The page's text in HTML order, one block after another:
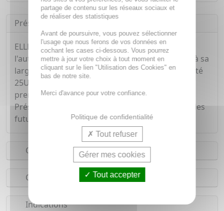
Présentation
ELLE TEST est un test de grossesse destiné à
l'autodiagnostic. Très simple d'utilisation grâce à sa
large bande, il est rapide et ultra fiable (sensibilité
25UI/L). Ce test est également efficace dés le
premier jour de retard des règles.
Présenté en étui, ELLE TEST est le meilleur allié des
futures mamans.
Conseils d'utilisation
Composition
Indications
partage de contenu sur les réseaux sociaux et
de réaliser des statistiques
Avant de poursuivre, vous pouvez sélectionner
l'usage que nous ferons de vos données en
cochant les cases ci-dessous. Vous pourrez
mettre à jour votre choix à tout moment en
cliquant sur le lien "Utilisation des Cookies" en
bas de notre site.
Merci d'avance pour votre confiance.
Politique de confidentialité
Tout refuser
Gérer mes cookies
Tout accepter